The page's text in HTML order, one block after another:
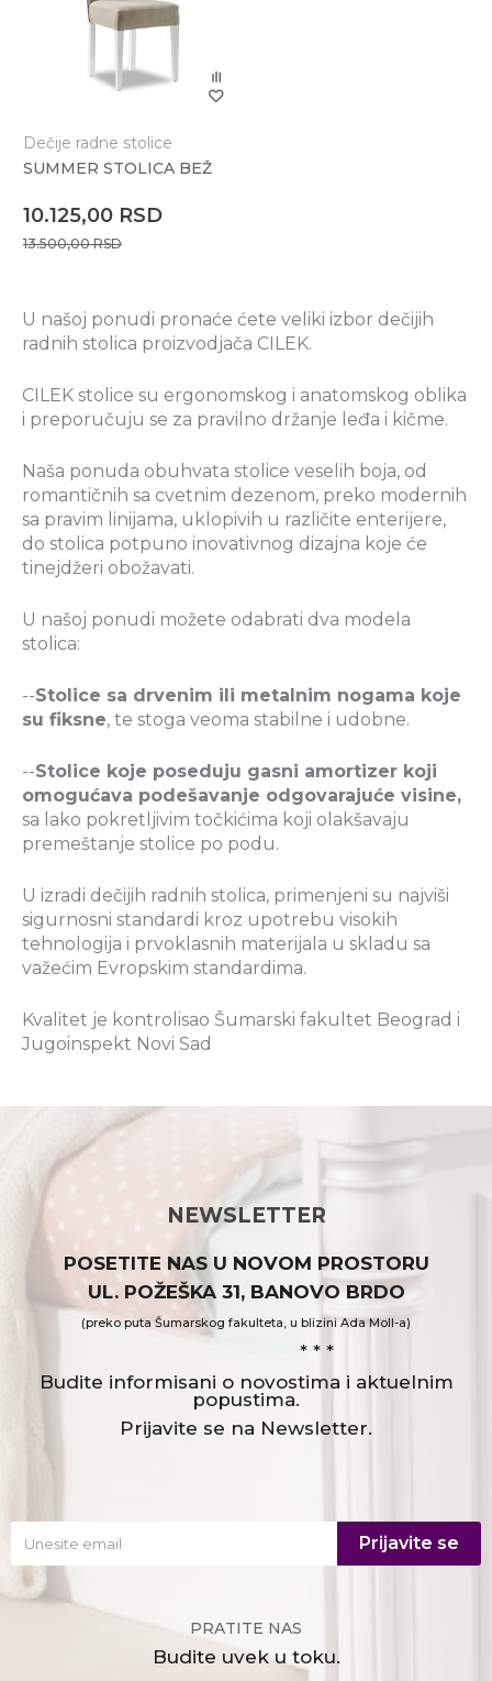
Dečije radne stolice
SUMMER STOLICA BEŽ
10.125,00 RSD
13.500,00RSD
U našoj ponudi pronaće ćete veliki izbor dečijih
radnih stolica proizvodjača CILEK.
CILEK stolice su ergonomskog i anatomskog oblika
i preporučuju se za pravilno držanje leđa i kičme.
Naša ponuda obuhvata stolice veselih boja, od
romantičnih sa cvetnim dezenom, preko modernih
sa pravim linijama, uklopivih u različite enterijere,
do stolica potpuno inovativnog dizajna koje će
tinejdžeri obožavati.
U našoj ponudi možete odabrati dva modela
stolica:
--Stolice sa drvenim ili metalnim nogama koje
su fiksne, te stoga veoma stabilne i udobne.
--Stolice koje poseduju gasni amortizer koji
omogućava podešavanje odgovarajuće visine,
sa lako pokretljivim točkićima koji olakšavaju
premeštanje stolice po podu.
U izradi dečijih radnih stolica, primenjeni su najviši
sigurnosni standardi kroz upotrebu visokih
tehnologija i prvoklasnih materijala u skladu sa
važećim Evropskim standardima.
Kvalitet je kontrolisao Šumarski fakultet Beograd i
Jugoinspekt Novi Sad
NEWSLETTER
POSETITE NAS U NOVOM PROSTORU
UL. POŽEŠKA 31, BANOVO BRDO
(preko puta Šumarskog fakulteta, u blizini Ada Moll-a)
* * *
Budite informisani o novostima i aktuelnim
popustima.
Prijavite se na Newsletter.
Prijavite se
PRATITE NAS
Budite uvek u toku.